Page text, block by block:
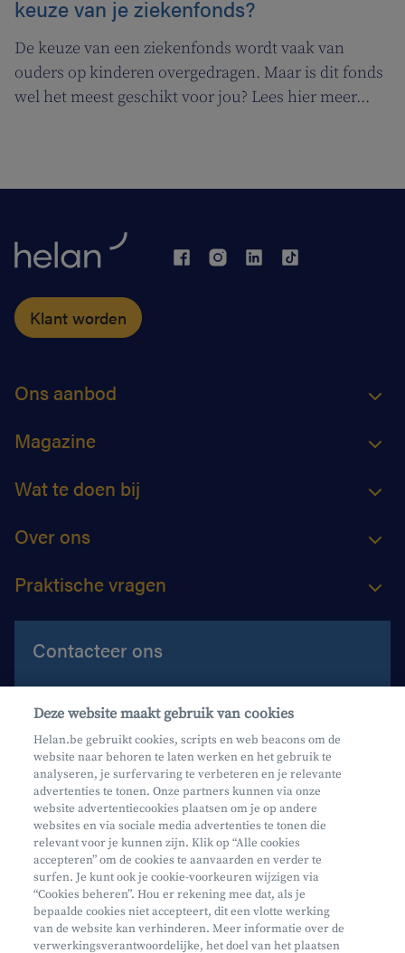
keuze van je ziekenfonds?
De keuze van een ziekenfonds wordt vaak van
ouders op kinderen overgedragen. Maar is dit fonds
wel het meest geschikt voor jou? Lees hier meer...
Klant worden
Ons aanbod
Magazine
Wat te doen bij
Over ons
Praktische vragen
Contacteer ons
Contacteer ons
Maak een afspraak
Waar vind je ons?
Mifid
Privacy
Juridische info
Deze website maakt gebruik van cookies
Helan.be gebruikt cookies, scripts en web beacons om de
website naar behoren te laten werken en het gebruik te
analyseren, je surfervaring te verbeteren en je relevante
advertenties te tonen. Onze partners kunnen via onze
website advertentiecookies plaatsen om je op andere
websites en via sociale media advertenties te tonen die
relevant voor je kunnen zijn. Klik op “Alle cookies
accepteren” om de cookies te aanvaarden en verder te
surfen. Je kunt ook je cookie-voorkeuren wijzigen via
“Cookies beheren”. Hou er rekening mee dat, als je
bepaalde cookies niet accepteert, dit een vlotte werking
van de website kan verhinderen. Meer informatie over de
verwerkingsverantwoordelijke, het doel van het plaatsen